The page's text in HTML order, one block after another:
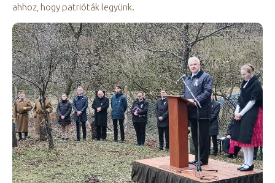
ahhoz, hogy patrióták legyünk.